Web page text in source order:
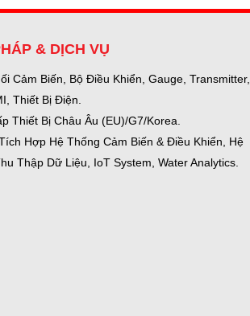
& DỊCH VỤ
Cảm Biến, Bộ Điều Khiển, Gauge, Transmitter,
Thiết Bị Điện.
Thiết Bị Châu Âu (EU)/G7/Korea.
Hợp Hệ Thống Cảm Biến & Điều Khiển, Hệ
Thập Dữ Liệu, IoT System, Water Analytics.